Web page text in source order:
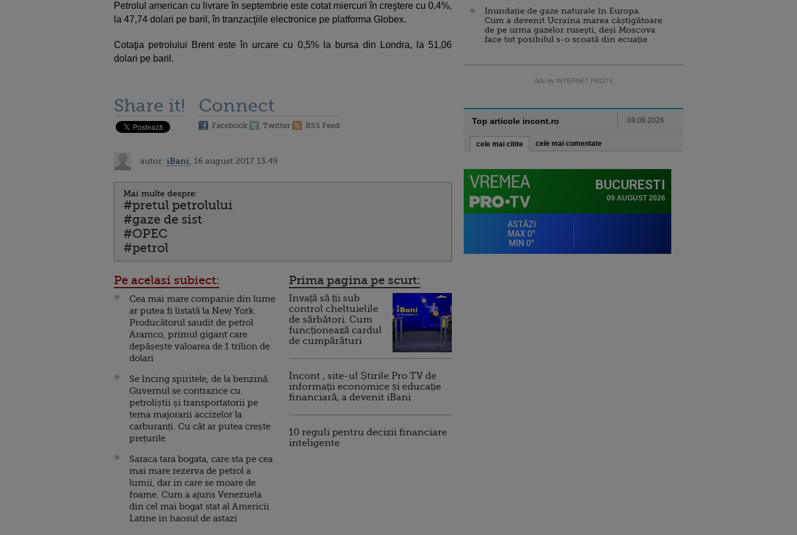
Petrolul american cu livrare în septembrie este cotat miercuri în creştere cu 0,4%,
la 47,74 dolari pe baril, în tranzacţiile electronice pe platforma Globex.
Cotaţia petrolului Brent este în urcare cu 0,5% la bursa din Londra, la 51,06
dolari pe baril.
Share it! Connect
Facebook Twitter RSS Feed
autor: iBani , 16 august 2017 13:49
Mai multe despre:
#pretul petrolului
#gaze de sist
#OPEC
#petrol
Pe acelasi subiect:
Cea mai mare companie din lume
ar putea fi listată la New York.
Producătorul saudit de petrol
Aramco, primul gigant care
depășește valoarea de 1 trilion de
dolari
Se încing spiritele, de la benzină.
Guvernul se contrazice cu
petroliștii și transportatorii pe
tema majorarii accizelor la
carburanți. Cu cât ar putea crește
prețurile
Saraca tara bogata, care sta pe cea
mai mare rezerva de petrol a
lumii, dar in care se moare de
foame. Cum a ajuns Venezuela
din cel mai bogat stat al Americii
Latine in haosul de astazi
Prima pagina pe scurt:
Invață să ții sub
control cheltuielile
de sărbători. Cum
funcționează cardul
de cumpărături
Incont , site-ul Știrile Pro TV de
informații economice și educație
financiară, a devenit iBani
10 reguli pentru decizii financiare
inteligente
Inundație de gaze naturale în Europa.
Cum a devenit Ucraina marea câștigătoare
de pe urma gazelor rusești, deși Moscova
face tot posibilul s-o scoată din ecuație
Ads by INTERNET PROTV
Top articole incont.ro 09.08.2026
cele mai citite cele mai comentate